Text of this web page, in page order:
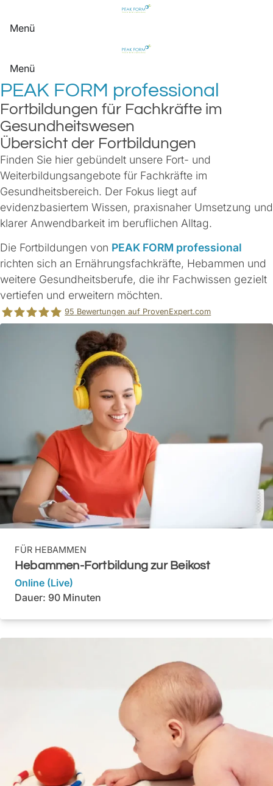
Menü
Menü
PEAK FORM professional
Fortbildungen für Fachkräfte im
Gesundheitswesen
Übersicht der Fortbildungen
Finden Sie hier gebündelt unsere Fort- und
Weiterbildungsangebote für Fachkräfte im
Gesundheitsbereich. Der Fokus liegt auf
evidenzbasiertem Wissen, praxisnaher Umsetzung und
klarer Anwendbarkeit im beruflichen Alltag.
Die Fortbildungen von PEAK FORM professional
richten sich an Ernährungsfachkräfte, Hebammen und
weitere Gesundheitsberufe, die ihr Fachwissen gezielt
vertiefen und erweitern möchten.
PEAK FORM Ernährungsberatung Vera Hille
95 Bewertungen auf ProvenExpert.com
FÜR HEBAMMEN
Hebammen-Fortbildung zur Beikost
Online (Live)
Dauer: 90 Minuten